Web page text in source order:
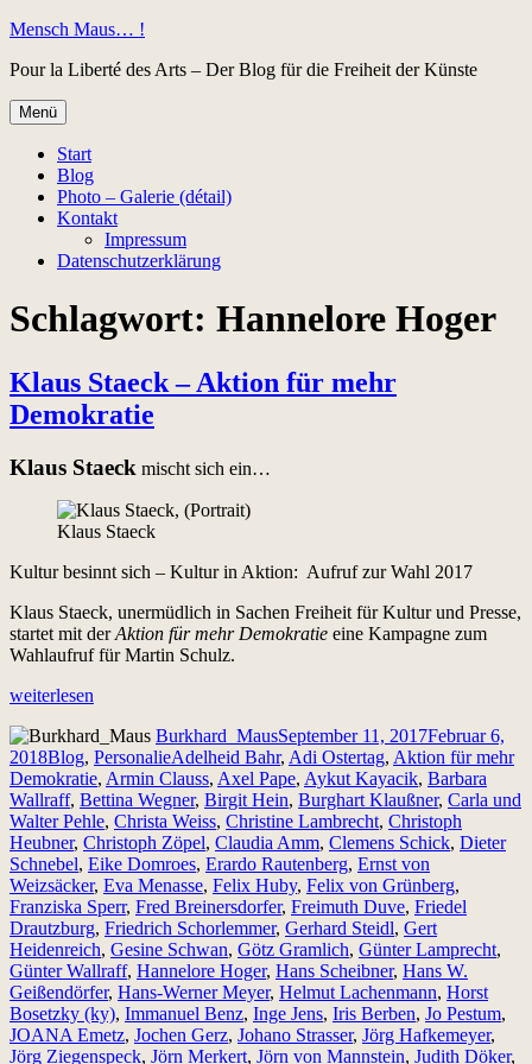
Zum
springen
Mensch Maus… !
Pour la Liberté des Arts – Der Blog für die Freiheit der Künste
Menü
Start
Blog
Photo – Galerie (détail)
Kontakt
Impressum
Datenschutzerklärung
Schlagwort: Hannelore Hoger
Klaus Staeck – Aktion für mehr
Demokratie
Klaus Staeck mischt sich ein…
Klaus Staeck
Kultur besinnt sich – Kultur in Aktion: Aufruf zur Wahl 2017
Klaus Staeck, unermüdlich in Sachen Freiheit für Kultur und Presse,
startet mit derAktion für mehr Demokratie eine Kampagne zum
Wahlaufruf für Martin Schulz.
„Klaus
–
Aktion
für
mehr
Demokratie“
weiterlesen
Autor
Burkhard_MausVeröffentlicht
am
September 11, 2017Februar 6,
2018Kategorien
Blog, PersonalieSchlagwörter
Adelheid Bahr, Adi Ostertag, Aktion für mehr
Demokratie, Armin Clauss, Axel Pape, Aykut Kayacik, Barbara
Wallraff, Bettina Wegner, Birgit Hein, Burghart Klaußner, Carla und
Walter Pehle, Christa Weiss, Christine Lambrecht, Christoph
Heubner, Christoph Zöpel, Claudia Amm, Clemens Schick, Dieter
Schnebel, Eike Domroes, Erardo Rautenberg, Ernst von
Weizsäcker, Eva Menasse, Felix Huby, Felix von Grünberg,
Franziska Sperr, Fred Breinersdorfer, Freimuth Duve, Friedel
Drautzburg, Friedrich Schorlemmer, Gerhard Steidl, Gert
Heidenreich, Gesine Schwan, Götz Gramlich, Günter Lamprecht,
Günter Wallraff, Hannelore Hoger, Hans Scheibner, Hans W.
Geißendörfer, Hans-Werner Meyer, Helmut Lachenmann, Horst
Bosetzky (ky), Immanuel Benz, Inge Jens, Iris Berben, Jo Pestum,
JOANA Emetz, Jochen Gerz, Johano Strasser, Jörg Hafkemeyer,
Jörg Ziegenspeck, Jörn Merkert, Jörn von Mannstein, Judith Döker,